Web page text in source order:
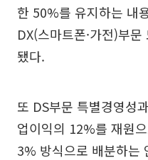
한 50%를 유지하는 내
DX(스마트폰·가전)부
됐다.
또 DS부문 특별경영성
업이익의 12%를 재원
3% 방식으로 배분하는